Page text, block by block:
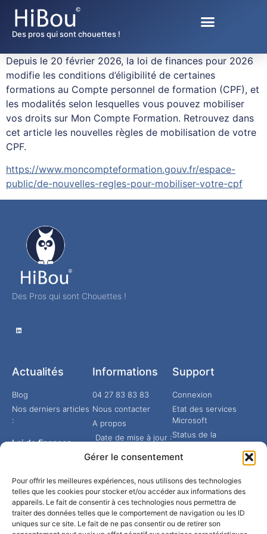
Gérer le consentement
Pour offrir les meilleures expériences, nous utilisons des technologies
telles que les cookies pour stocker et/ou accéder aux informations des
appareils. Le fait de consentir à ces technologies nous permettra de
traiter des données telles que le comportement de navigation ou les ID
uniques sur ce site. Le fait de ne pas consentir ou de retirer son
Des pros qui sont chouettes !
Depuis le 20 février 2026, la loi de finances pour 2026
modifie les conditions d’éligibilité de certaines
formations au Compte personnel de formation (CPF), et
les modalités selon lesquelles vous pouvez mobiliser
vos droits sur Mon Compte Formation. Retrouvez dans
cet article les nouvelles règles de mobilisation de votre
CPF.
https://www.moncompteformation.gouv.fr/espace-
public/de-nouvelles-regles-pour-mobiliser-votre-cpf
Des Pros qui sont Chouettes !
Actualités
Blog
Nos derniers articles
:
Loi de finances
professionnelle
De nouvelles règles
pour mobiliser votre
CPF
Informations
04 27 83 83 83
Nous contacter
A propos
Date de mise à jour :
by HiBou
Energie 100%
GREEN
Mentions légales
Support
Connexion
Etat des services
Microsoft
Status de la